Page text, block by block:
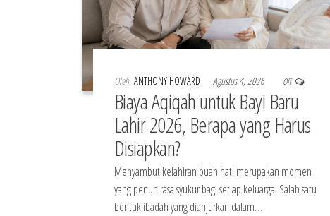
Oleh ANTHONY HOWARD Agustus 4, 2026 Off
Biaya Aqiqah untuk Bayi Baru
Lahir 2026, Berapa yang Harus
Disiapkan?
Menyambut kelahiran buah hati merupakan momen
yang penuh rasa syukur bagi setiap keluarga. Salah satu
bentuk ibadah yang dianjurkan dalam…